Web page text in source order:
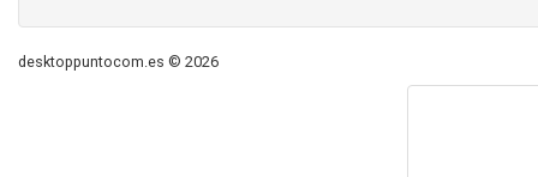
desktoppuntocom.es © 2026